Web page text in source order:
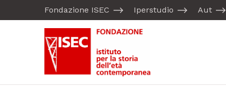
Fondazione ISEC Iperstudio Aut